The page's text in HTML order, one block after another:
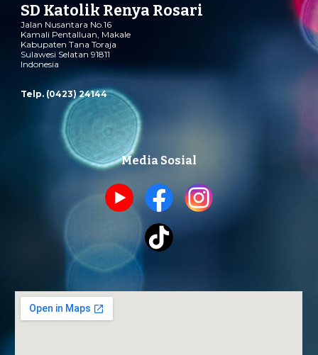
SD Katolik Renya Rosari
Jalan Nusantara No.16
Kamali Pentalluan, Makale
Kabupaten Tana Toraja
Sulawesi Selatan 91811
Indonesia
Telp. (0423) 24144
Media Sosial